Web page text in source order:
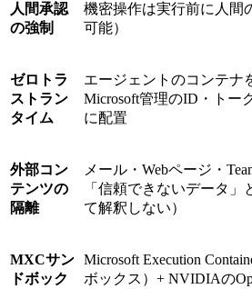
人間承認
の強制
機密操作は実行前に人間
可能）
ゼロトラ
ストラン
タイム
エージェントのコンテナ
Microsoft管理のID・トー
に配置
外部コン
テンツの
隔離
メール・Webページ・
「信頼できないデータ
て解釈しない）
MXCサン
ドボック
Microsoft Execution
ボックス）+ NVIDIAの